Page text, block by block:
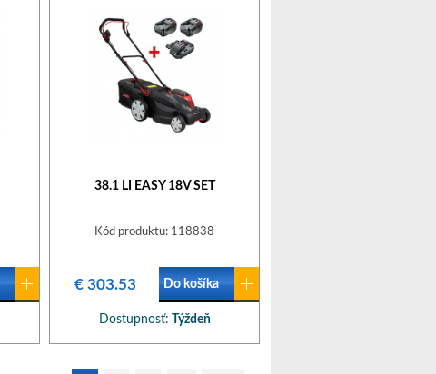
38.1 LI EASY 18V SET
Kód produktu: 118838
€ 303.53 Do košíka
Dostupnosť: Týždeň